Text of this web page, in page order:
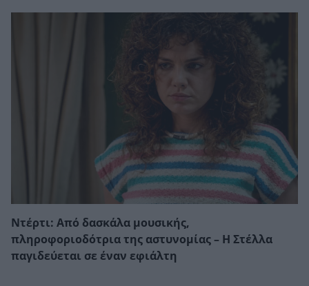
Ντέρτι: Από δασκάλα μουσικής,
πληροφοριοδότρια της αστυνομίας – Η Στέλλα
παγιδεύεται σε έναν εφιάλτη